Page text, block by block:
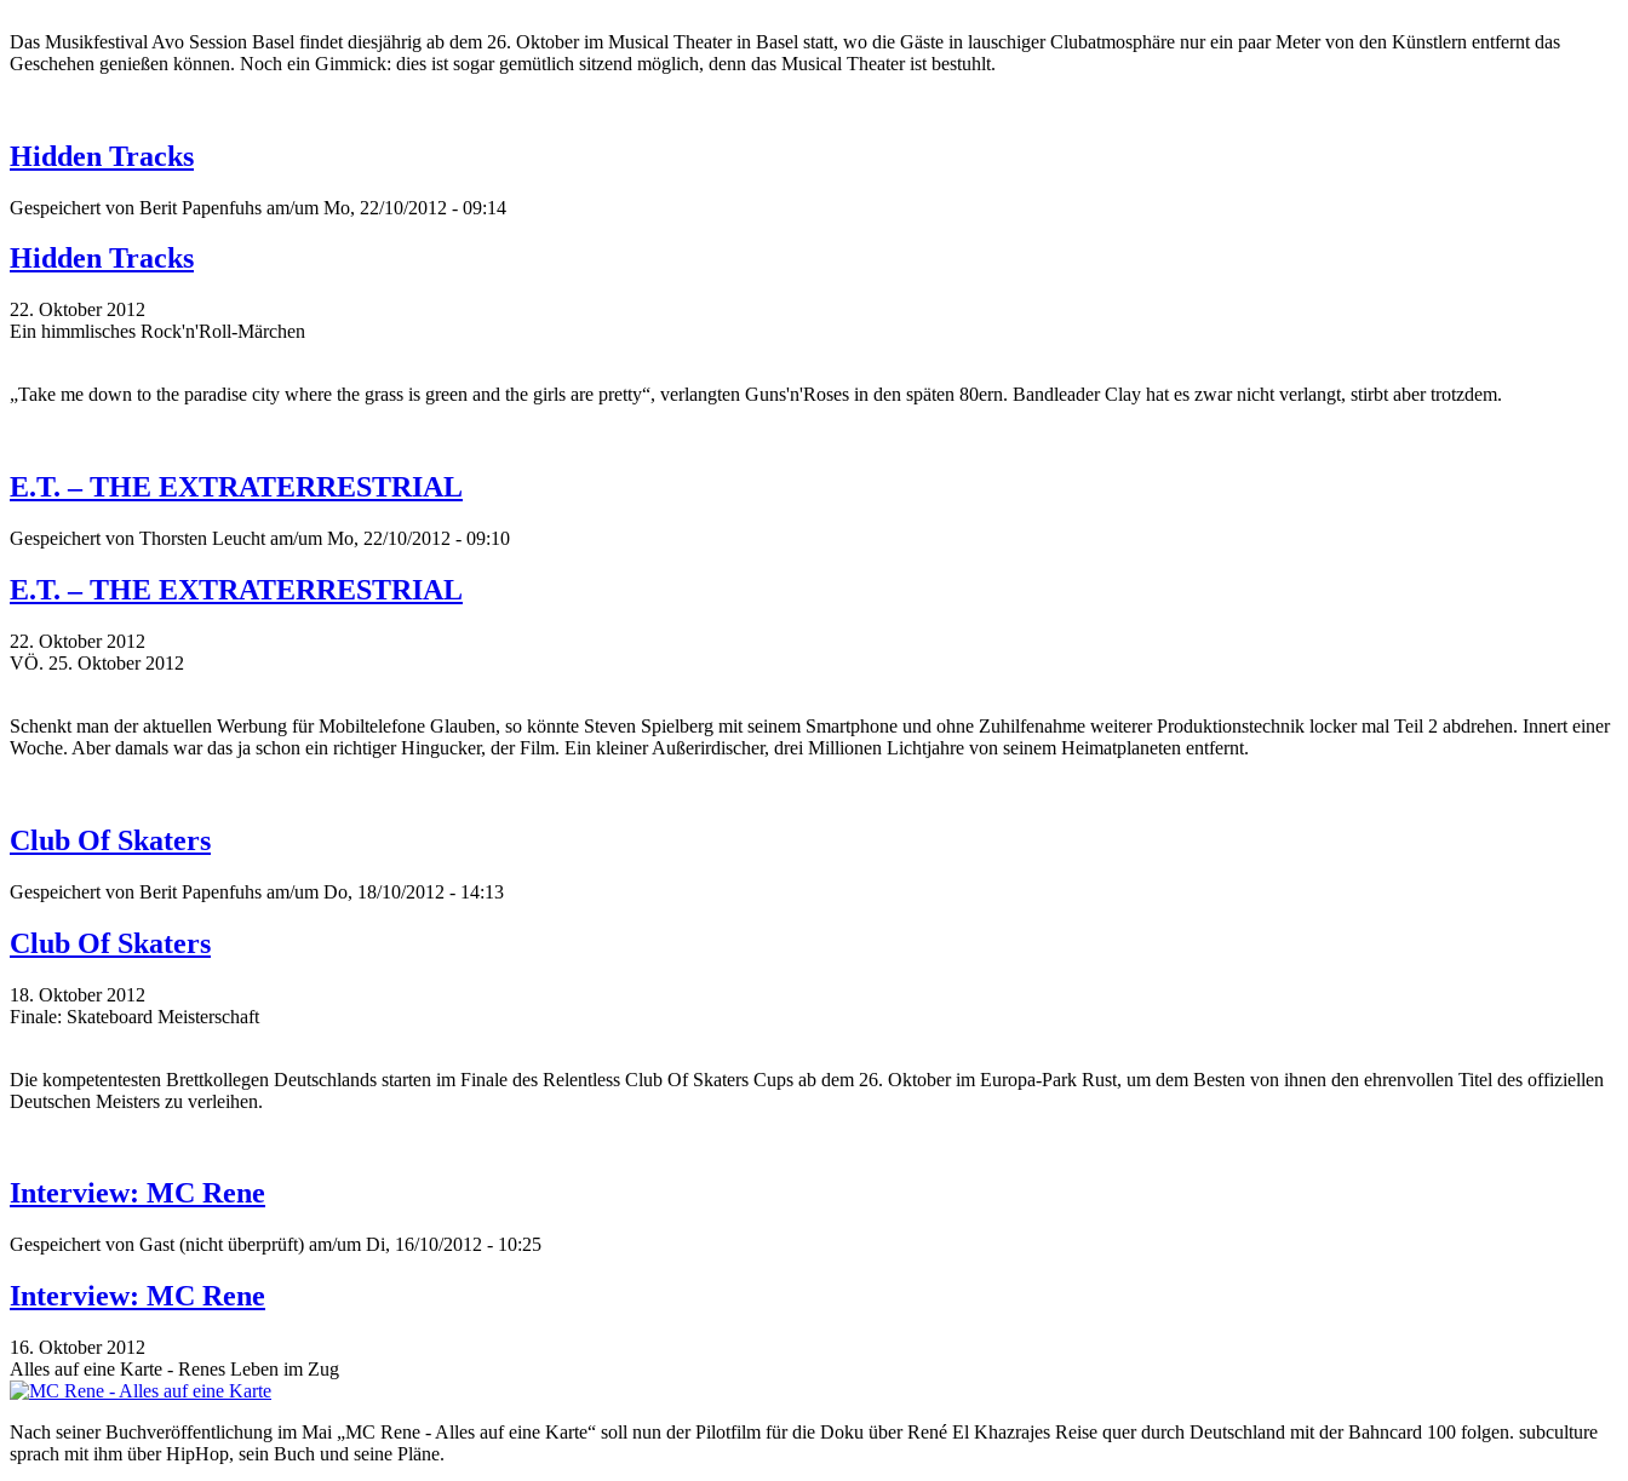
Das Musikfestival Avo Session Basel findet diesjährig ab dem 26. Oktober im Musical Theater in Basel statt, wo die Gäste in lauschiger Clubatmosphäre nur ein paar Meter von den Künstlern entfernt das
Geschehen genießen können. Noch ein Gimmick: dies ist sogar gemütlich sitzend möglich, denn das Musical Theater ist bestuhlt.
Hidden Tracks
Gespeichert von Berit Papenfuhs am/um Mo, 22/10/2012 - 09:14
Hidden Tracks
22. Oktober 2012
Ein himmlisches Rock'n'Roll-Märchen
„Take me down to the paradise city where the grass is green and the girls are pretty“, verlangten Guns'n'Roses in den späten 80ern. Bandleader Clay hat es zwar nicht verlangt, stirbt aber trotzdem.
E.T. – THE EXTRATERRESTRIAL
Gespeichert von Thorsten Leucht am/um Mo, 22/10/2012 - 09:10
E.T. – THE EXTRATERRESTRIAL
22. Oktober 2012
VÖ. 25. Oktober 2012
Schenkt man der aktuellen Werbung für Mobiltelefone Glauben, so könnte Steven Spielberg mit seinem Smartphone und ohne Zuhilfenahme weiterer Produktionstechnik locker mal Teil 2 abdrehen. Innert einer
Woche. Aber damals war das ja schon ein richtiger Hingucker, der Film. Ein kleiner Außerirdischer, drei Millionen Lichtjahre von seinem Heimatplaneten entfernt.
Club Of Skaters
Gespeichert von Berit Papenfuhs am/um Do, 18/10/2012 - 14:13
Club Of Skaters
18. Oktober 2012
Finale: Skateboard Meisterschaft
Die kompetentesten Brettkollegen Deutschlands starten im Finale des Relentless Club Of Skaters Cups ab dem 26. Oktober im Europa-Park Rust, um dem Besten von ihnen den ehrenvollen Titel des offiziellen
Deutschen Meisters zu verleihen.
Interview: MC Rene
Gespeichert von Gast (nicht überprüft) am/um Di, 16/10/2012 - 10:25
Interview: MC Rene
16. Oktober 2012
Alles auf eine Karte - Renes Leben im Zug
Nach seiner Buchveröffentlichung im Mai „MC Rene - Alles auf eine Karte“ soll nun der Pilotfilm für die Doku über René El Khazrajes Reise quer durch Deutschland mit der Bahncard 100 folgen. subculture
sprach mit ihm über HipHop, sein Buch und seine Pläne.